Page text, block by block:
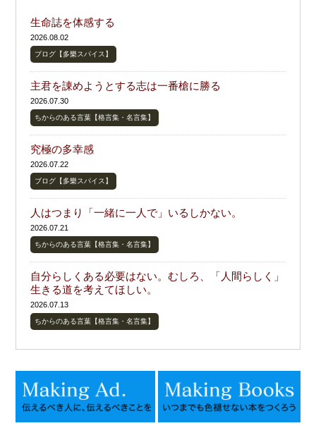
生命誌を体感する
2026.08.02
ブログ【多樂スパイス】
主君を諌めようとする志は一番槍に勝る
2026.07.30
ちからのある言葉【格言集・名言集】
究極の多幸感
2026.07.22
ブログ【多樂スパイス】
人はつまり「一緒に一人で」いるしかない。
2026.07.21
ちからのある言葉【格言集・名言集】
自分らしくある必要はない。むしろ、「人間らしく」
生きる道を考えてほしい。
2026.07.13
ちからのある言葉【格言集・名言集】